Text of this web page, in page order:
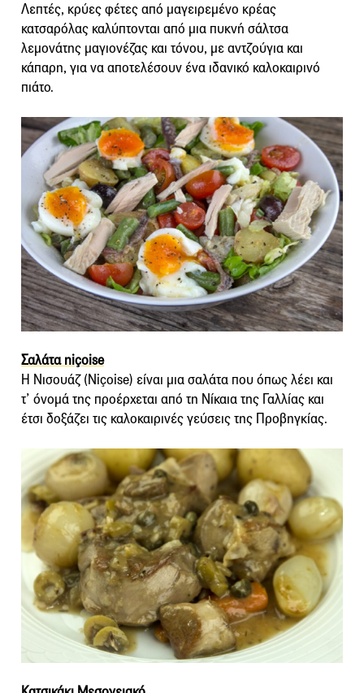
Λεπτές, κρύες φέτες από μαγειρεμένο κρέας
κατσαρόλας καλύπτονται από μια πυκνή σάλτσα
λεμονάτης μαγιονέζας και τόνου, με αντζούγια και
κάπαρη, για να αποτελέσουν ένα ιδανικό καλοκαιρινό
πιάτο.
Σαλάτα niçoise
Η Νισουάζ (Niçoise) είναι μια σαλάτα που όπως λέει και
τ’ όνομά της προέρχεται από τη Νίκαια της Γαλλίας και
έτσι δοξάζει τις καλοκαιρινές γεύσεις της Προβηγκίας.